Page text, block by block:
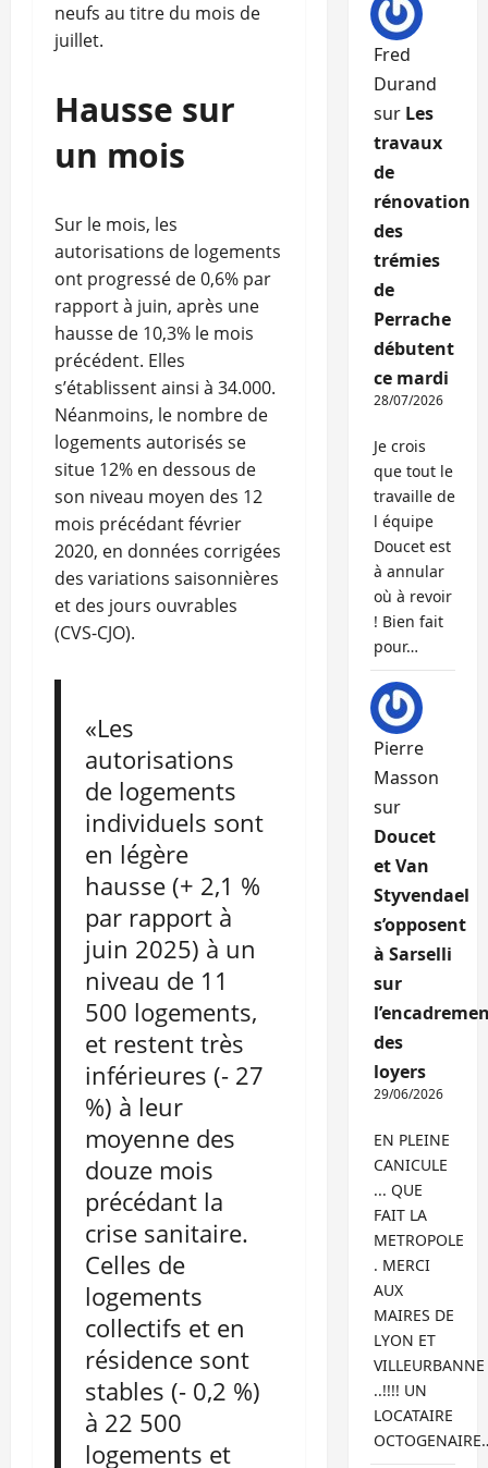
neufs au titre du mois de
juillet.
Hausse sur
un mois
Sur le mois, les
autorisations de logements
ont progressé de 0,6% par
rapport à juin, après une
hausse de 10,3% le mois
précédent. Elles
s’établissent ainsi à 34.000.
Néanmoins, le nombre de
logements autorisés se
situe 12% en dessous de
son niveau moyen des 12
mois précédant février
2020, en données corrigées
des variations saisonnières
et des jours ouvrables
(CVS‑CJO).
«Les
autorisations
de logements
individuels sont
en légère
hausse (+ 2,1 %
par rapport à
juin 2025) à un
niveau de 11
500 logements,
et restent très
inférieures (- 27
%) à leur
moyenne des
douze mois
précédant la
crise sanitaire.
Celles de
logements
collectifs et en
résidence sont
stables (- 0,2 %)
à 22 500
logements et
Fred
Durand
sur Les
travaux
de
rénovation
des
trémies
de
Perrache
débutent
ce mardi
28/07/2026
Je crois
que tout le
travaille de
l équipe
Doucet est
à annular
où à revoir
! Bien fait
pour…
Pierre
Masson
sur
Doucet
et Van
Styvendael
s’opposent
à Sarselli
sur
des
loyers
29/06/2026
EN PLEINE
CANICULE
... QUE
FAIT LA
METROPOLE
. MERCI
AUX
MAIRES DE
LYON ET
VILLEURBANNE
..!!!! UN
LOCATAIRE